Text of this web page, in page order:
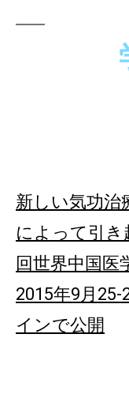
新しい気功治
によって引き
回世界中国医
2015年9月
インで公開